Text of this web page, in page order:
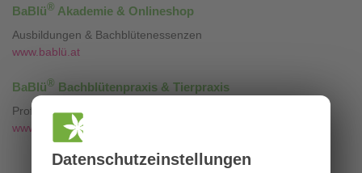
Datenschutz­einstellungen
BaBlü® Akademie & Onlineshop
Ausbildungen & Bachblütenessenzen
www.bablü.at
BaBlü® Bachblütenpraxis & Tierpraxis
Professionelle Bachblütenberatung mit
www.die-bachblütenpraxis.at